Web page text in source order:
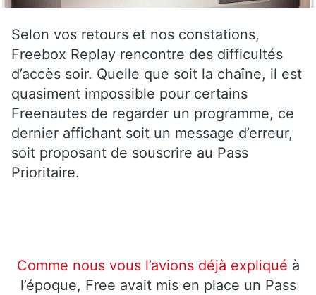
Selon vos retours et nos constations,
Freebox Replay rencontre des difficultés
d’accès soir. Quelle que soit la chaîne, il est
quasiment impossible pour certains
Freenautes de regarder un programme, ce
dernier affichant soit un message d’erreur,
soit proposant de souscrire au Pass
Prioritaire.
Comme nous vous l’avions déjà expliqué à
l’époque, Free avait mis en place un Pass